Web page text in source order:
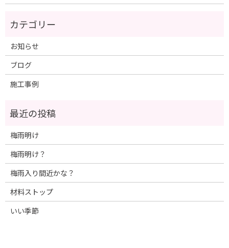
お知らせ
ブログ
施工事例
梅雨明け
梅雨明け？
梅雨入り間近かな？
材料ストップ
いい季節